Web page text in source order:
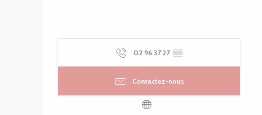
02 96 37 27 ▒▒
Contactez-nous